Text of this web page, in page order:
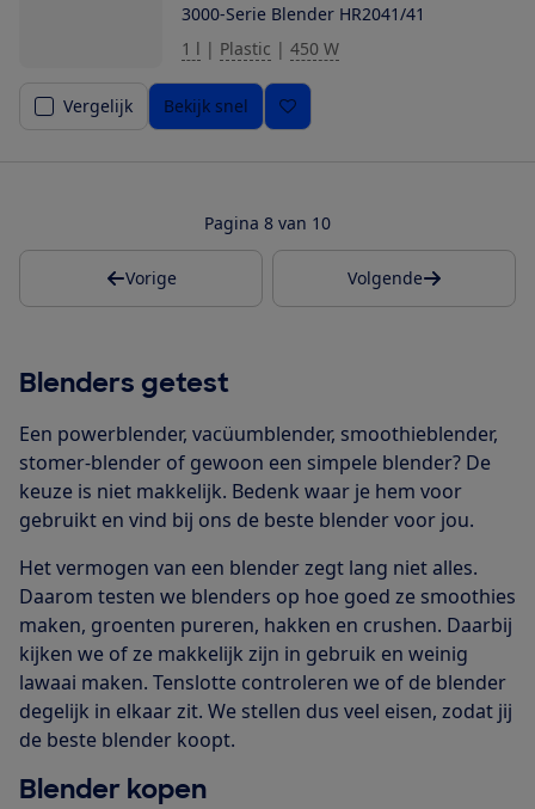
3000-Serie Blender HR2041/41
1 l | Plastic | 450 W
Vergelijk Bekijk snel
Pagina 8 van 10
Vorige Volgende
Blenders getest
Een powerblender, vacüumblender, smoothieblender,
stomer-blender of gewoon een simpele blender? De
keuze is niet makkelijk. Bedenk waar je hem voor
gebruikt en vind bij ons de beste blender voor jou.
Het vermogen van een blender zegt lang niet alles.
Daarom testen we blenders op hoe goed ze smoothies
maken, groenten pureren, hakken en crushen. Daarbij
kijken we of ze makkelijk zijn in gebruik en weinig
lawaai maken. Tenslotte controleren we of de blender
degelijk in elkaar zit. We stellen dus veel eisen, zodat jij
de beste blender koopt.
Blender kopen